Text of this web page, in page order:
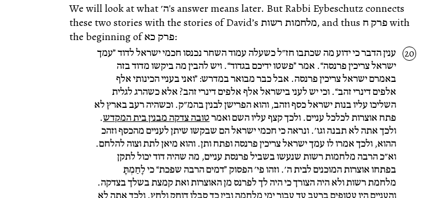
We will look at what ה׳'s answer means later. But Rabbi Eybeschutz connects
these two stories with the stories of David’s מלחמות רשות, and thus פרק ח with
the beginning of פרק כא:
ענין הדבר כי ידוע מה שכתבו חז״ל כשעלה עמוד השחר נכנסו חכמי ישראל לדוד ”עמך
ישראל צריכין פרנסה“. אמר ”פשטו ידיכם בגדוד“. ויש להבין מה ביקשו מדוד בזה
באמרם ישראל צריכין פרנסה. אבל כבר מבואר במדרש: ”ואני בעניי הכינותי אלף
אלפים דינרי זהב“. וכי יש לעני בישראל אלף אלפים דינרי זהב? אלא כשהרג לגלית
השליכו עליו בנות ישראל כסף וזהב, והוא הפרישן לבנין בהמ״ק. וכשהיה רעב בארץ לא
פתח אוצרות לכלכל עניים. ולכך קצף עליו השם ואמרטובה צדקה מבנין בית המקדש.
ולכך אתה לא תבנה וגו׳. ונראה כי חכמי ישראל הם שבקשו שיתן לעניים מהכסף וזהכ
ההוא, ולכך אמרו לו עמך ישראל צריכין פרנסה ופתח ותן. והוא מיאן לתת וצוה להלחם.
וא״כ הרבה מלחמות רשות שנעשו בשביל פרנסת עניים, מה שהיה דוד יכול לתקן
בפתחו אוצרות המוכנים לבית ה׳. וזהו פי׳ הפסוק ”דמים הרבה שפכת“ כי לָחַמְתָּ
מלחמת רשות ולא היה הצורך כי היה לך לפרנס מן האוצרות ואת קמצת בשלך בצדקה.
והעניים היו עטופים ברעב עד עבור ימי מלחמה ובין כך סבלו דוחק ולחץ. ולכך אתה לא